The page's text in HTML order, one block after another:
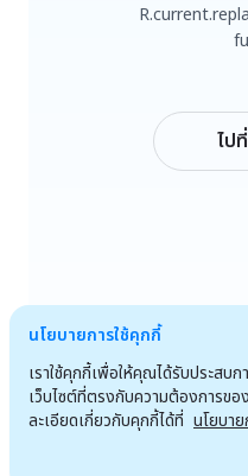
ไป
นโยบายการใช้คุกกี้
เราใช้คุกกี้เพื่อให้คุณได้รับประส
เว็บไซต์ที่ตรงกับความต้องการข
ละเอียดเกี่ยวกับคุกกี้ได้ที่ นโยบา